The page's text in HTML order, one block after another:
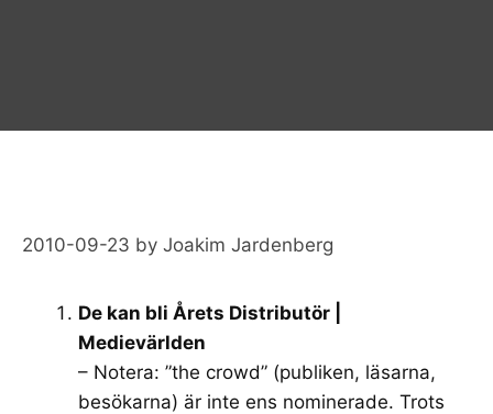
2010-09-23 by Joakim Jardenberg
De kan bli Årets Distributör |
Medievärlden
– Notera: ”the crowd” (publiken, läsarna,
besökarna) är inte ens nominerade. Trots